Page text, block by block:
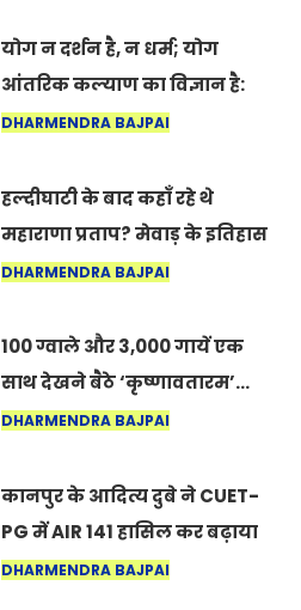
योग न दर्शन है, न धर्म; योग
आंतरिक कल्याण का विज्ञान है:
अंतरराष्ट्रीय योग दिवस 2026 पर
DHARMENDRA BAJPAI
हल्दीघाटी के बाद कहाँ रहे थे
महाराणा प्रताप? मेवाड़ के इतिहास
का वह अनकहा अध्याय जो आज भी
DHARMENDRA BAJPAI
100 ग्वाले और 3,000 गायें एक
साथ देखने बैठे ‘कृष्णावतारम’…
नागपुर में दिखा ऐसा नज़ारा कि
कर सकते हैं”
DHARMENDRA BAJPAI
कानपुर के आदित्य दुबे ने CUET-
PG में AIR 141 हासिल कर बढ़ाया
शहर का मान
DHARMENDRA BAJPAI